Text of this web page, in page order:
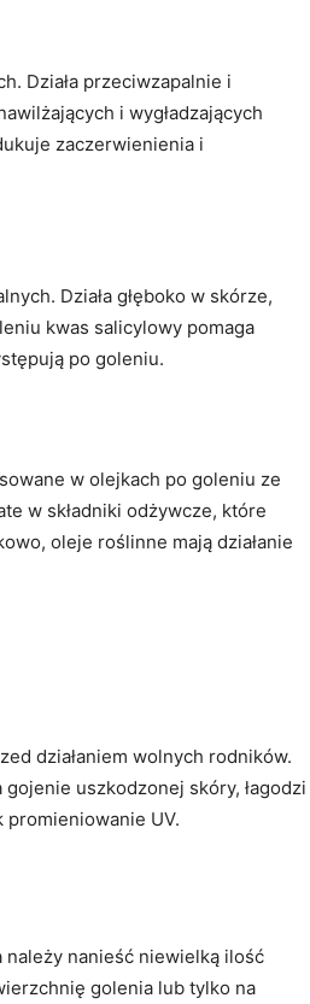
Działa przeciwzapalnie i
i wygładzających
zaczerwienienia i
Działa głęboko w skórze,
kwas salicylowy pomaga
po goleniu.
w olejkach po goleniu ze
w składniki odżywcze, które
oleje roślinne mają działanie
działaniem wolnych rodników.
uszkodzonej skóry, łagodzi
UV.
nanieść niewielką ilość
golenia lub tylko na